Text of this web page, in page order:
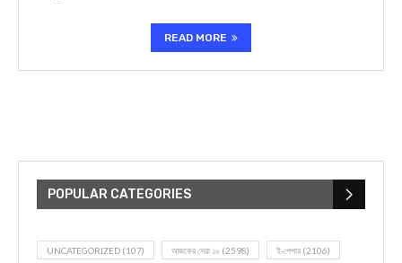
READ MORE
POPULAR CATEGORIES
UNCATEGORIZED (107) আজকের সেরা ১০ (2598) ই-পেপার (2106)